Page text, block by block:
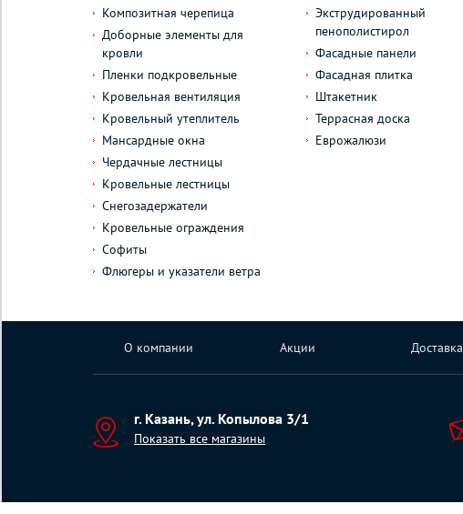
Композитная черепица
Доборные элементы для
кровли
Пленки подкровельные
Кровельная вентиляция
Кровельный утеплитель
Мансардные окна
Чердачные лестницы
Кровельные лестницы
Снегозадержатели
Кровельные ограждения
Софиты
Флюгеры и указатели ветра
Экструдированный
пенополистирол
Фасадные панели
Фасадная плитка
Штакетник
Террасная доска
Еврожалюзи
О компании Акции Доставка
г. Казань, ул. Копылова 3/1
Показать все магазины